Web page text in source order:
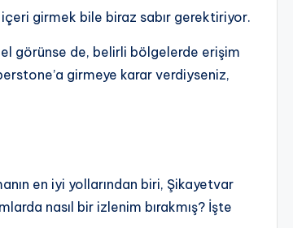
içeri girmek bile biraz sabır gerektiriyor.
görünse de, belirli bölgelerde erişim
girmeye karar verdiyseniz,
en iyi yollarından biri, Şikayetvar
nasıl bir izlenim bırakmış? İşte